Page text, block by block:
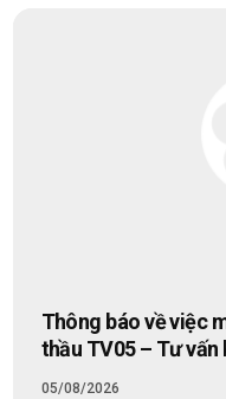
Thông báo về việc
thầu TV05 – Tư vấn kiểm
05/08/2026